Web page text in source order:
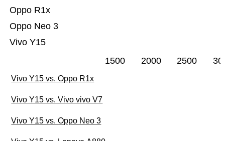
Vivo Y15
Oppo Neo 3
Oppo R1x
1500 2000 2500
Vivo Y15 vs. Oppo R1x
Vivo Y15 vs. Vivo vivo V7
Vivo Y15 vs. Oppo Neo 3